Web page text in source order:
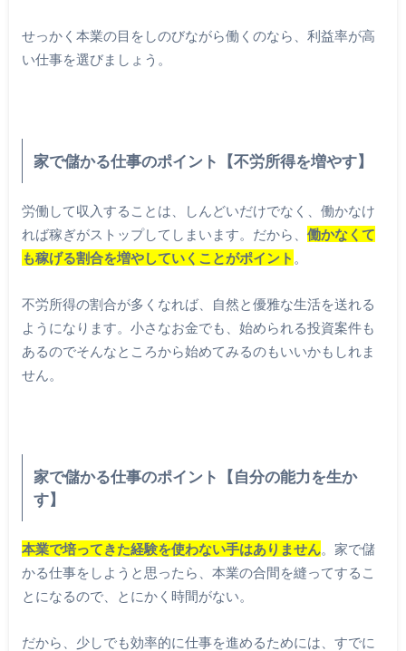
せっかく本業の目をしのびながら働くのなら、利益率が高
い仕事を選びましょう。
家で儲かる仕事のポイント【不労所得を増やす】
労働して収入することは、しんどいだけでなく、働かなけ
れば稼ぎがストップしてしまいます。だから、 働かなくて
も稼げる割合を増やしていくことがポイント 。
不労所得の割合が多くなれば、自然と優雅な生活を送れる
ようになります。小さなお金でも、始められる投資案件も
あるのでそんなところから始めてみるのもいいかもしれま
せん。
家で儲かる仕事のポイント【自分の能力を生か
す】
本業で培ってきた経験を使わない手はありません。家で儲
かる仕事をしようと思ったら、本業の合間を縫ってするこ
とになるので、とにかく時間がない。
だから、少しでも効率的に仕事を進めるためには、すでに